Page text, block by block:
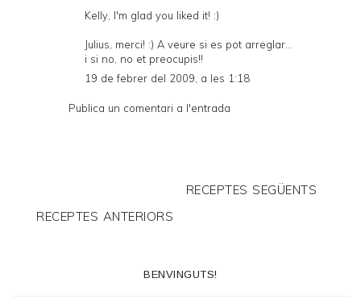
Kelly, I'm glad you liked it! :)
Julius, merci! :) A veure si es pot arreglar...
i si no, no et preocupis!!
19 de febrer del 2009, a les 1:18
Publica un comentari a l'entrada
RECEPTES SEGÜENTS
RECEPTES ANTERIORS
BENVINGUTS!